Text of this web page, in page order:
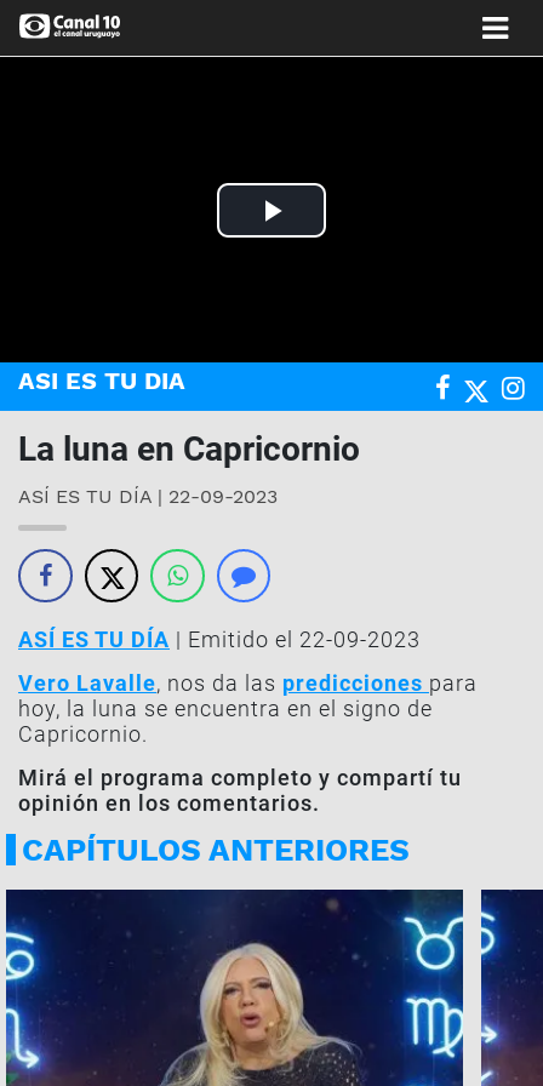
Play
ASI ES TU DIA
La luna en Capricornio
ASÍ ES TU DÍA | 22-09-2023
ASÍ ES TU DÍA | Emitido el 22-09-2023
Vero Lavalle, nos da las predicciones para
hoy, la luna se encuentra en el signo de
Capricornio.
Mirá el programa completo y compartí tu
opinión en los comentarios.
CAPÍTULOS ANTERIORES